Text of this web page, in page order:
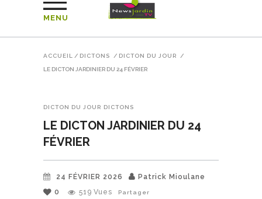
MENU
ACCUEIL / DICTONS / DICTON DU JOUR /
LE DICTON JARDINIER DU 24 FÉVRIER
DICTON DU JOUR DICTONS
LE DICTON JARDINIER DU 24
FÉVRIER
24 FÉVRIER 2026
Patrick Mioulane
0
519 Vues Partager